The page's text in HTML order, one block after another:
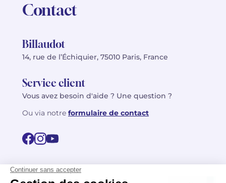
Contact
Billaudot
14, rue de l’Échiquier, 75010 Paris, France
Service client
Vous avez besoin d'aide ? Une question ?
Ou via notre formulaire de contact
© 2026 Billaudot Paris. Tous droits réservés